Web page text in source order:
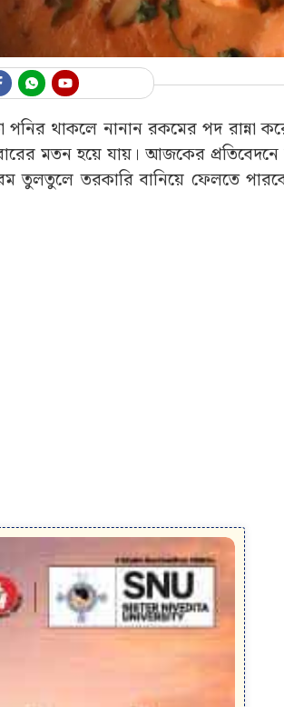
পনির থাকলে নানান রকমের পদ রান্না
মতন হয়ে যায়। আজকের
তুলতুলে তরকারি বানিয়ে ফেলতে